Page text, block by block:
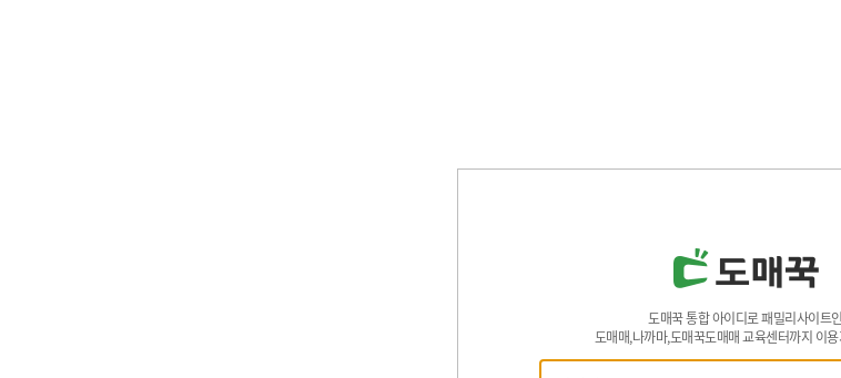
도매꾹 통합 아이디로 패밀리사이트인
도매매,나까마,도매꾹도매매 교육센터까지 이